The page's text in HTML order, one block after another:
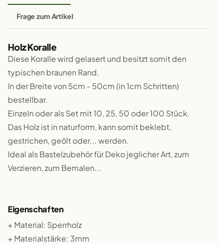
Frage zum Artikel
Holz Koralle
Diese Koralle wird gelasert und besitzt somit den
typischen braunen Rand.
In der Breite von 5cm - 50cm (in 1cm Schritten)
bestellbar.
Einzeln oder als Set mit 10, 25, 50 oder 100 Stück.
Das Holz ist in naturform, kann somit beklebt,
gestrichen, geölt oder... werden.
Ideal als Bastelzubehör für Deko jeglicher Art, zum
Verzieren, zum Bemalen...
Eigenschaften
+ Material: Sperrholz
+ Materialstärke: 3mm